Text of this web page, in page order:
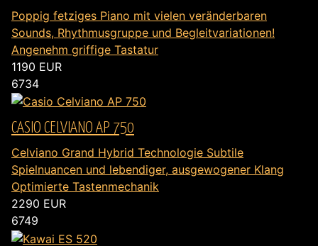
Poppig fetziges Piano mit vielen veränderbaren
Sounds, Rhythmusgruppe und Begleitvariationen!
Angenehm griffige Tastatur
1190 EUR
6734
CASIO CELVIANO AP 750
Celviano Grand Hybrid Technologie Subtile
Spielnuancen und lebendiger, ausgewogener Klang
Optimierte Tastenmechanik
2290 EUR
6749